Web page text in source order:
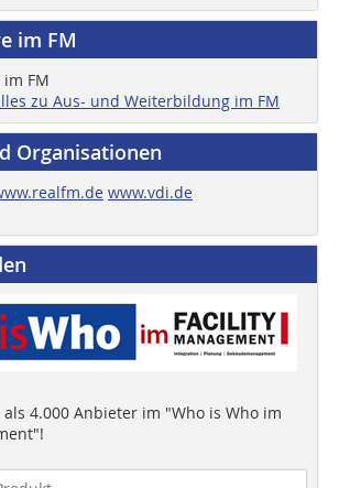
im FM
zu Aus- und Weiterbildung im FM
Organisationen
www.vdi.de
4.000 Anbieter im "Who is Who im